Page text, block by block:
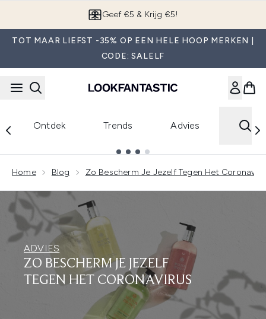
Geef €5 & Krijg €5!
TOT MAAR LIEFST -35% OP EEN HELE HOOP MERKEN |
CODE: SALELF
Ontdek Trends Advies
Home Blog Zo Bescherm Je Jezelf Tegen Het
ADVIES
ZO BESCHERM JE JEZELF
TEGEN HET CORONAVIRUS